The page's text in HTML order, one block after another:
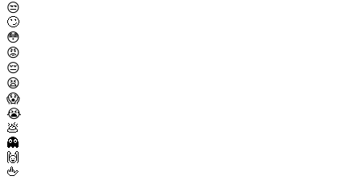
😒
🙄
😳
😡
😔
😫
😱
😭
💩
👻
🙌
🖕